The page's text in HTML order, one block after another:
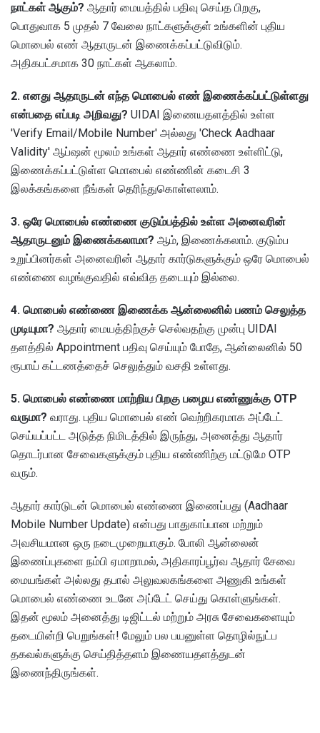
நாட்கள் ஆகும்? ஆதார் மையத்தில் பதிவு செய்த பிறகு,
பொதுவாக 5 முதல் 7 வேலை நாட்களுக்குள் உங்களின் புதிய
மொபைல் எண் ஆதாருடன் இணைக்கப்பட்டுவிடும்.
அதிகபட்சமாக 30 நாட்கள் ஆகலாம்.
2. எனது ஆதாருடன் எந்த மொபைல் எண் இணைக்கப்பட்டுள்ளது
என்பதை எப்படி அறிவது? UIDAI இணையதளத்தில் உள்ள
'Verify Email/Mobile Number' அல்லது 'Check Aadhaar
Validity' ஆப்ஷன் மூலம் உங்கள் ஆதார் எண்ணை உள்ளிட்டு,
இணைக்கப்பட்டுள்ள மொபைல் எண்ணின் கடைசி 3
இலக்கங்களை நீங்கள் தெரிந்துகொள்ளலாம்.
3. ஒரே மொபைல் எண்ணை குடும்பத்தில் உள்ள அனைவரின்
ஆதாருடனும் இணைக்கலாமா? ஆம், இணைக்கலாம். குடும்ப
உறுப்பினர்கள் அனைவரின் ஆதார் கார்டுகளுக்கும் ஒரே மொபைல்
எண்ணை வழங்குவதில் எவ்வித தடையும் இல்லை.
4. மொபைல் எண்ணை இணைக்க ஆன்லைனில் பணம் செலுத்த
முடியுமா? ஆதார் மையத்திற்குச் செல்வதற்கு முன்பு UIDAI
தளத்தில் Appointment பதிவு செய்யும் போதே, ஆன்லைனில் 50
ரூபாய் கட்டணத்தைச் செலுத்தும் வசதி உள்ளது.
5. மொபைல் எண்ணை மாற்றிய பிறகு பழைய எண்ணுக்கு OTP
வருமா? வராது. புதிய மொபைல் எண் வெற்றிகரமாக அப்டேட்
செய்யப்பட்ட அடுத்த நிமிடத்தில் இருந்து, அனைத்து ஆதார்
தொடர்பான சேவைகளுக்கும் புதிய எண்ணிற்கு மட்டுமே OTP
வரும்.
ஆதார் கார்டுடன் மொபைல் எண்ணை இணைப்பது (Aadhaar
Mobile Number Update) என்பது பாதுகாப்பான மற்றும்
அவசியமான ஒரு நடைமுறையாகும். போலி ஆன்லைன்
இணைப்புகளை நம்பி ஏமாறாமல், அதிகாரப்பூர்வ ஆதார் சேவை
மையங்கள் அல்லது தபால் அலுவலகங்களை அணுகி உங்கள்
மொபைல் எண்ணை உடனே அப்டேட் செய்து கொள்ளுங்கள்.
இதன் மூலம் அனைத்து டிஜிட்டல் மற்றும் அரசு சேவைகளையும்
தடையின்றி பெறுங்கள்! மேலும் பல பயனுள்ள தொழில்நுட்ப
தகவல்களுக்கு செய்தித்தளம் இணையதளத்துடன்
இணைந்திருங்கள்.